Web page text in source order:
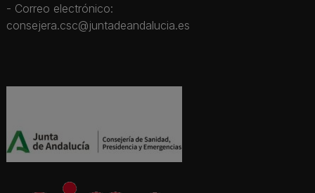
- Correo electrónico:
consejera.csc@juntadeandalucia.es